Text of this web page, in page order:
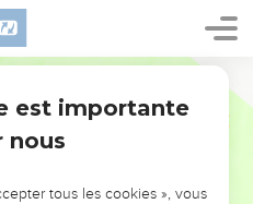
L’ÉVÉNEMENT
est importante
nous
tous les cookies », vous